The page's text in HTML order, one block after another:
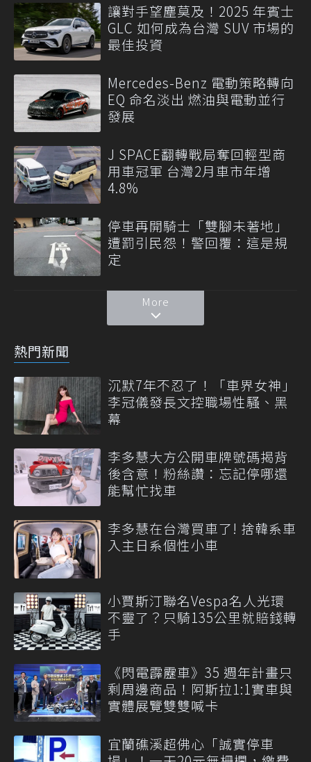
讓對手望塵莫及！2025 年賓士
GLC 如何成為台灣 SUV 市場的
最佳投資
Mercedes-Benz 電動策略轉向
EQ 命名淡出 燃油與電動並行
發展
J SPACE翻轉戰局奪回輕型商
用車冠軍 台灣2月車市年增
4.8%
停車再開騎士「雙腳未著地」
遭罰引民怨！警回覆：這是規
定
More
熱門新聞
沉默7年不忍了！「車界女神」
李冠儀發長文控職場性騷、黑
幕
李多慧大方公開車牌號碼揭背
後含意！粉絲讚：忘記停哪還
能幫忙找車
李多慧在台灣買車了! 捨韓系車
入主日系個性小車
小賈斯汀聯名Vespa名人光環
不靈了？只騎135公里就賠錢轉
手
《閃電霹靂車》35 週年計畫只
剩周邊商品！阿斯拉1:1實車與
實體展覽雙雙喊卡
宜蘭礁溪超佛心「誠實停車